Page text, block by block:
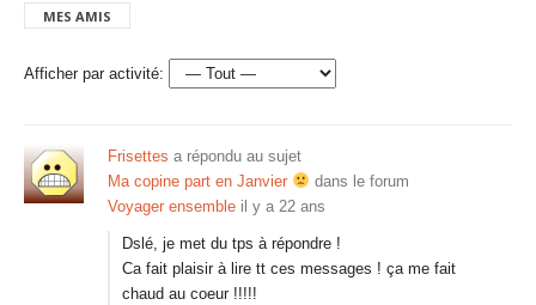
MES AMIS
Afficher par activité:
Frisettes a répondu au sujet
Ma copine part en Janvier
dans le forum
Voyager ensemble il y a 22 ans
Dslé, je met du tps à répondre !
Ca fait plaisir à lire tt ces messages ! ça me fait
chaud au coeur !!!!!